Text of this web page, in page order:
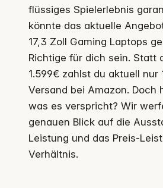
flüssiges Spielerlebnis
könnte das aktuelle
17,3 Zoll Gaming Laptops
Richtige für dich sein. Statt
1.599€ zahlst du aktuell nur
Versand bei Amazon. Doch
was es verspricht? Wir
genauen Blick auf die
Leistung und das Preis-
Verhältnis.